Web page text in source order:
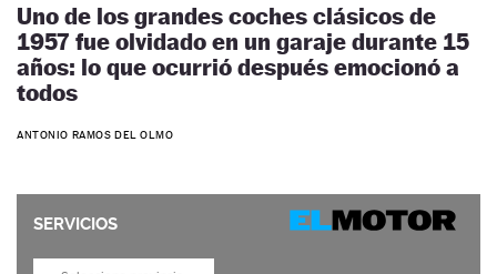
Uno de los grandes coches clásicos de
1957 fue olvidado en un garaje durante 15
años: lo que ocurrió después emocionó a
todos
ANTONIO RAMOS DEL OLMO